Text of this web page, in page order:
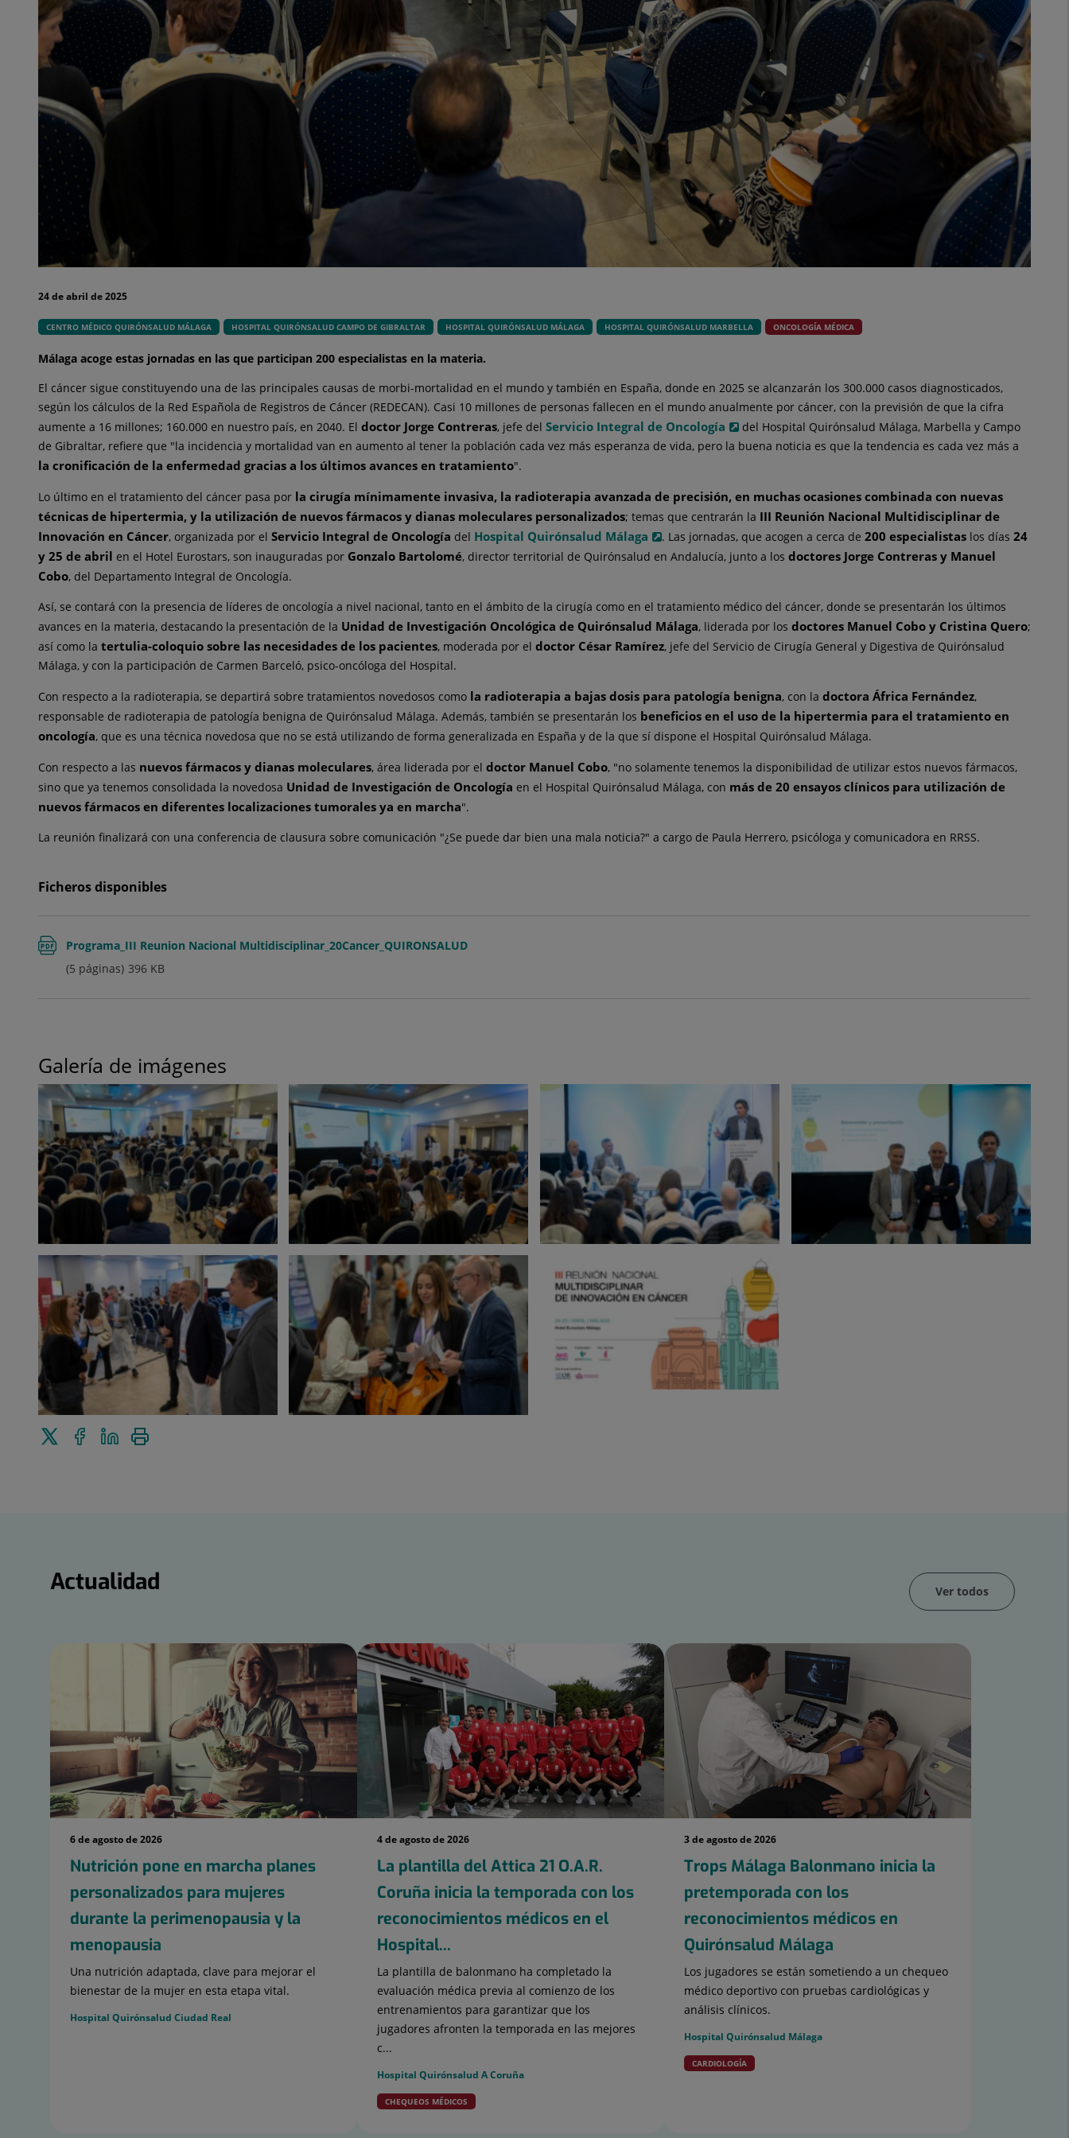
24 de abril de 2025
CENTRO MÉDICO QUIRÓNSALUD MÁLAGA HOSPITAL QUIRÓNSALUD CAMPO DE GIBRALTAR HOSPITAL QUIRÓNSALUD MÁLAGA HOSPITAL QUIRÓNSALUD MARBELLA ONCOLOGÍA MÉDICA
Málaga acoge estas jornadas en las que participan 200 especialistas en la materia.
El cáncer sigue constituyendo una de las principales causas de morbi-mortalidad en el mundo y también en España, donde en 2025 se alcanzarán los 300.000 casos diagnosticados,
según los cálculos de la Red Española de Registros de Cáncer (REDECAN). Casi 10 millones de personas fallecen en el mundo anualmente por cáncer, con la previsión de que la cifra
aumente a 16 millones; 160.000 en nuestro país, en 2040. El doctor Jorge Contreras, jefe del Servicio Integral de Oncología
del Hospital Quirónsalud Málaga, Marbella y Campo
de Gibraltar, refiere que "la incidencia y mortalidad van en aumento al tener la población cada vez más esperanza de vida, pero la buena noticia es que la tendencia es cada vez más a
la cronificación de la enfermedad gracias a los últimos avances en tratamiento".
Lo último en el tratamiento del cáncer pasa por la cirugía mínimamente invasiva, la radioterapia avanzada de precisión, en muchas ocasiones combinada con nuevas
técnicas de hipertermia, y la utilización de nuevos fármacos y dianas moleculares personalizados; temas que centrarán la III Reunión Nacional Multidisciplinar de
Innovación en Cáncer, organizada por el Servicio Integral de Oncología del Hospital Quirónsalud Málaga . Las jornadas, que acogen a cerca de 200 especialistas los días 24
y 25 de abril en el Hotel Eurostars, son inauguradas por Gonzalo Bartolomé, director territorial de Quirónsalud en Andalucía, junto a los doctores Jorge Contreras y Manuel
Cobo, del Departamento Integral de Oncología.
Así, se contará con la presencia de líderes de oncología a nivel nacional, tanto en el ámbito de la cirugía como en el tratamiento médico del cáncer, donde se presentarán los últimos
avances en la materia, destacando la presentación de la Unidad de Investigación Oncológica de Quirónsalud Málaga, liderada por los doctores Manuel Cobo y Cristina Quero;
así como la tertulia-coloquio sobre las necesidades de los pacientes, moderada por el doctor César Ramírez, jefe del Servicio de Cirugía General y Digestiva de Quirónsalud
Málaga, y con la participación de Carmen Barceló, psico-oncóloga del Hospital.
Con respecto a la radioterapia, se departirá sobre tratamientos novedosos como la radioterapia a bajas dosis para patología benigna, con la doctora África Fernández,
responsable de radioterapia de patología benigna de Quirónsalud Málaga. Además, también se presentarán los beneficios en el uso de la hipertermia para el tratamiento en
oncología, que es una técnica novedosa que no se está utilizando de forma generalizada en España y de la que sí dispone el Hospital Quirónsalud Málaga.
Con respecto a las nuevos fármacos y dianas moleculares, área liderada por el doctor Manuel Cobo, "no solamente tenemos la disponibilidad de utilizar estos nuevos fármacos,
sino que ya tenemos consolidada la novedosa Unidad de Investigación de Oncología en el Hospital Quirónsalud Málaga, con más de 20 ensayos clínicos para utilización de
nuevos fármacos en diferentes localizaciones tumorales ya en marcha".
La reunión finalizará con una conferencia de clausura sobre comunicación "¿Se puede dar bien una mala noticia?" a cargo de Paula Herrero, psicóloga y comunicadora en RRSS.
Ficheros disponibles
Programa_III Reunion Nacional Multidisciplinar_20Cancer_QUIRONSALUD
396 KB
(5 páginas)
Galería de imágenes
Enviar
Compartir
en
Compartir
Actualidad
6 de agosto de 2026
Nutrición pone en marcha planes
personalizados para mujeres
durante la perimenopausia y la
menopausia
Una nutrición adaptada, clave para mejorar el
bienestar de la mujer en esta etapa vital.
Hospital Quirónsalud Ciudad Real
4 de agosto de 2026
La plantilla del Attica 21 O.A.R.
Coruña inicia la temporada con los
reconocimientos médicos en el
Hospital...
La plantilla de balonmano ha completado la
evaluación médica previa al comienzo de los
entrenamientos para garantizar que los
jugadores afronten la temporada en las mejores
c...
Hospital Quirónsalud A Coruña
CHEQUEOS MÉDICOS
3 de agosto de 2026
Trops Málaga Balonmano inicia la
pretemporada con los
reconocimientos médicos en
Quirónsalud Málaga
Los jugadores se están sometiendo a un chequeo
médico deportivo con pruebas cardiológicas y
análisis clínicos.
Hospital Quirónsalud Málaga
CARDIOLOGÍA
Ver todos